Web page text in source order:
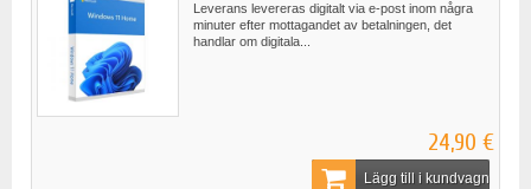
Leverans levereras digitalt via e-post inom några
minuter efter mottagandet av betalningen, det
handlar om digitala...
24,90 €
Lägg till i kundvagn